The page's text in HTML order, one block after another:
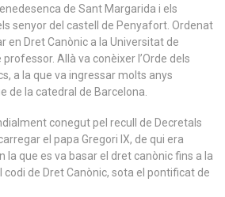
de Sant Margarida i els
senyor del castell de Penyafort. Ordenat
en Dret Canònic a la Universitat de
Allà va conèixer l’Orde dels
a la que va ingressar molts anys
de la catedral de Barcelona.
conegut pel recull de Decretals
el papa Gregori IX, de qui era
la que es va basar el dret canònic fins a la
codi de Dret Canònic, sota el pontificat de